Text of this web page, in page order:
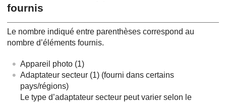
fournis
Le nombre indiqué entre parenthèses correspond au
nombre d’éléments fournis.
Appareil photo (1)
Adaptateur secteur (1) (fourni dans certains
pays/régions)
Le type d’adaptateur secteur peut varier selon le